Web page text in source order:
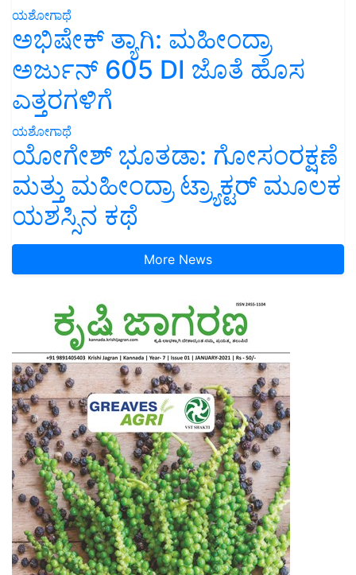
ಯಶೋಗಾಥೆ
ಅಭಿಷೇಕ್ ತ್ಯಾಗಿ: ಮಹೀಂದ್ರಾ
ಅರ್ಜುನ್ 605 DI ಜೊತೆ ಹೊಸ
ಎತ್ತರಗಳಿಗೆ
ಯಶೋಗಾಥೆ
ಯೋಗೇಶ್ ಭೂತಡಾ: ಗೋಸಂರಕ್ಷಣೆ
ಮತ್ತು ಮಹೀಂದ್ರಾ ಟ್ರ್ಯಾಕ್ಟರ್ ಮೂಲಕ
ಯಶಸ್ಸಿನ ಕಥೆ
More News